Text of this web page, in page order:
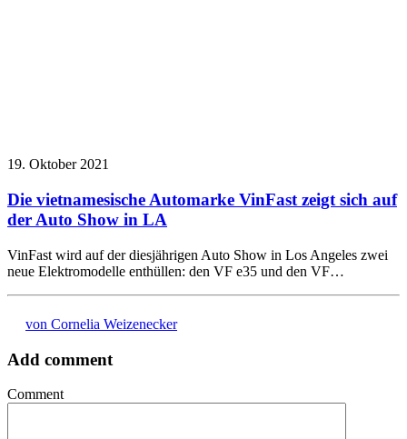
19. Oktober 2021
Die vietnamesische Automarke VinFast zeigt sich auf
der Auto Show in LA
VinFast wird auf der diesjährigen Auto Show in Los Angeles zwei
neue Elektromodelle enthüllen: den VF e35 und den VF…
von Cornelia Weizenecker
Add comment
Comment